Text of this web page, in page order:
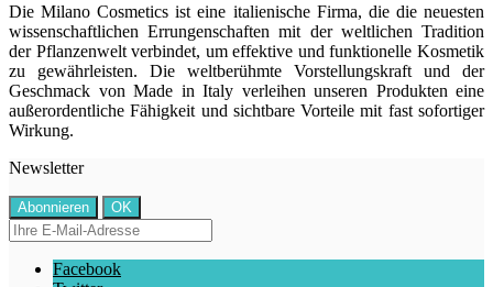
Die Milano Cosmetics ist eine italienische Firma, die die neuesten
wissenschaftlichen Errungenschaften mit der weltlichen Tradition
der Pflanzenwelt verbindet, um effektive und funktionelle Kosmetik
zu gewährleisten. Die weltberühmte Vorstellungskraft und der
Geschmack von Made in Italy verleihen unseren Produkten eine
außerordentliche Fähigkeit und sichtbare Vorteile mit fast sofortiger
Wirkung.
Newsletter
Facebook